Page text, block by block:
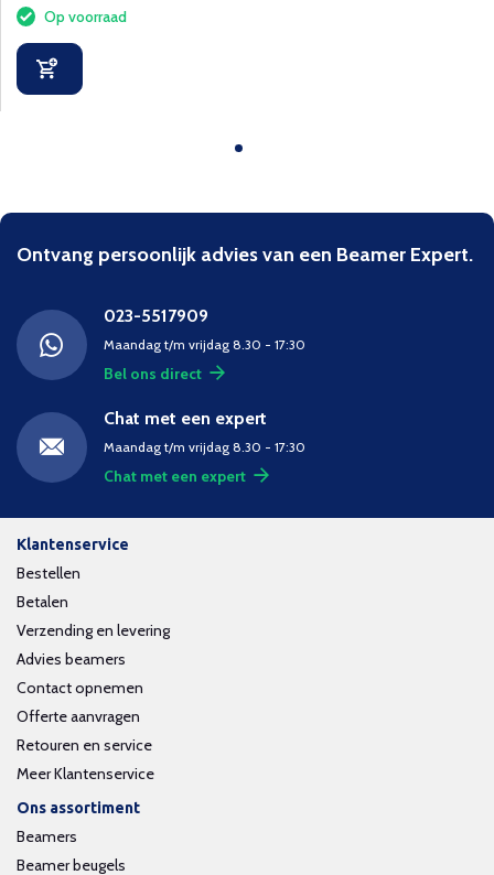
Op voorraad
Ontvang persoonlijk advies van een Beamer Expert.
023-5517909
Maandag t/m vrijdag 8.30 - 17:30
Bel ons direct
Chat met een expert
Maandag t/m vrijdag 8.30 - 17:30
Chat met een expert
Klantenservice
Bestellen
Betalen
Verzending en levering
Advies beamers
Contact opnemen
Offerte aanvragen
Retouren en service
Meer Klantenservice
Ons assortiment
Beamers
Beamer beugels